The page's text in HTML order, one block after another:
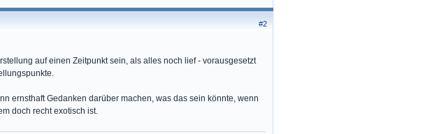
#2
auf einen Zeitpunkt sein, als alles noch lief - vorausgesetzt
ernsthaft Gedanken darüber machen, was das sein könnte, wenn
doch recht exotisch ist.